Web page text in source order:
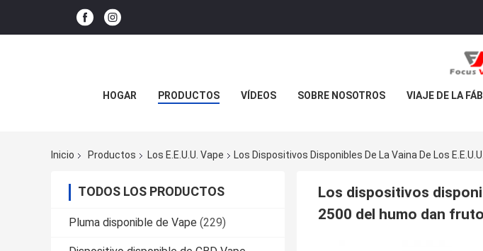
HOGAR PRODUCTOS VÍDEOS SOBRE NOSOTROS VIAJE DE LA
Inicio Productos Los E.E.U.U. Vape Los Dispositivos Disponibles De La Vaina De Los
TODOS LOS PRODUCTOS
Pluma disponible de Vape (229)
Los dispositivos
2500 del humo dan